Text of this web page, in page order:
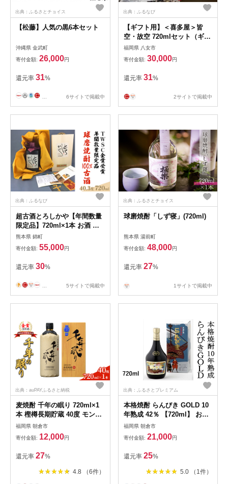
出典：ふるさとチョイス
【松藤】人気の黒6本セット
沖縄県 金武町
寄付金額: 26,000円
還元率 31%
6サイトで掲載中
出典：ふるなび
【ギフト用】＜喜多屋＞皆
空・故空 720mlセット（ギフ
ト対応） 015-011-GFT
福岡県 八女市
寄付金額: 30,000円
還元率 31%
2サイトで掲載中
出典：ふるなび
超古酒とろしかや【年間数量
限定品】720ml×1本 お酒 米
焼酎 焼酎 晩酌 アルコール 家
飲み 30年物 17年物 ブレンド
ヴィンテージ 100％古酒 熟成
最高級酒
熊本県 錦町
寄付金額: 55,000円
還元率 30%
... 5サイトで掲載中
出典：ふるさとチョイス
球磨焼酎「しず寝」(720ml)
熊本県 湯前町
寄付金額: 48,000円
還元率 27%
1サイトで掲載中
出典：auPAYふるさと納税
麦焼酎 千年の眠り 720ml×1
本 樫樽長期貯蔵 40度 モンド
セレクション金賞受賞 アルコ
ール 酒 お酒 篠崎
福岡県 朝倉市
寄付金額: 12,000円
還元率 27%
4.8 （6件）
出典：ふるさとプレミアム
本格焼酎 らんびき GOLD 10
年熟成 42％ 【720ml】 お酒
麦
福岡県 朝倉市
寄付金額: 21,000円
還元率 25%
5.0 （1件）